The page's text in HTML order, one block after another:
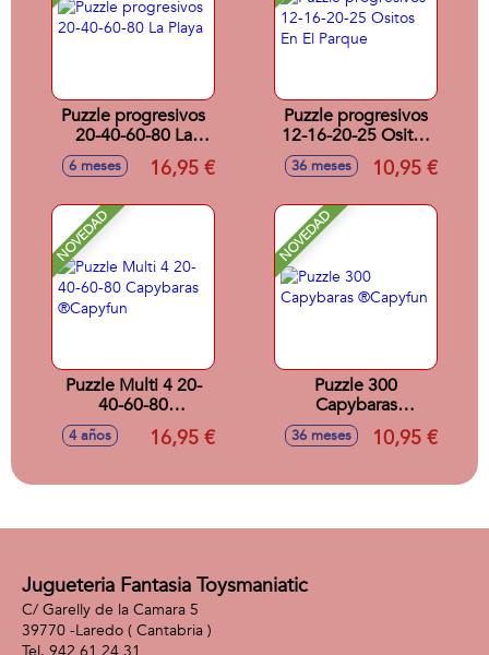
Puzzle progresivos
20-40-60-80 La
Playa
6 meses 16,95 €
Puzzle progresivos
12-16-20-25 Ositos
En El Parque
36 meses 10,95 €
NOVEDAD
Puzzle Multi 4 20-
40-60-80
Capybaras
®Capyfun
4 años 16,95 €
NOVEDAD
Puzzle 300
Capybaras
®Capyfun
36 meses 10,95 €
Jugueteria Fantasia Toysmaniatic
C/ Garelly de la Camara 5
39770 -Laredo ( Cantabria )